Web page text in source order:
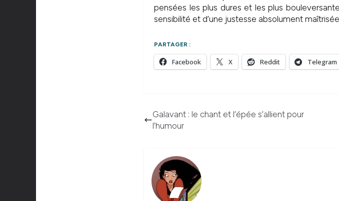
pensées les plus dures et les plus
sensibilité et d’une justesse absolument
PARTAGER :
Facebook X Reddit Telegram
Galavant : le chant et l’épée s’allient pour
l’humour